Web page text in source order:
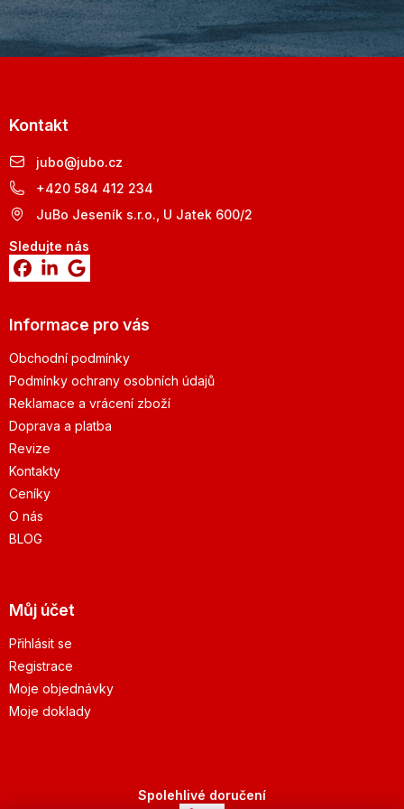
Kontakt
jubo@jubo.cz
+420 584 412 234
JuBo Jeseník s.r.o., U Jatek 600/2
Sledujte nás
Informace pro vás
Obchodní podmínky
Podmínky ochrany osobních údajů
Reklamace a vrácení zboží
Doprava a platba
Revize
Kontakty
Ceníky
O nás
BLOG
Můj účet
Přihlásit se
Registrace
Moje objednávky
Moje doklady
Spolehlivé doručení